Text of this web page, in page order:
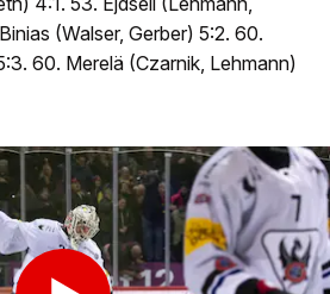
(Walser, Gerber) 5:2. 60.
60. Merelä (Czarnik, Lehmann)